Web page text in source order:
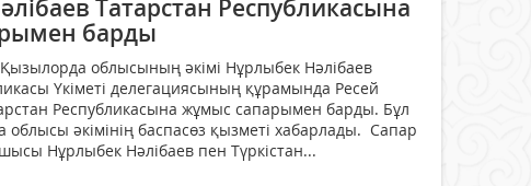
Татарстан Республикасына
барды
облысының әкімі Нұрлыбек Нәлібаев
Үкіметі делегациясының құрамында Ресей
Республикасына жұмыс сапарымен барды. Бұл
әкімінің баспасөз қызметі хабарлады. Сапар
Нұрлыбек Нәлібаев пен Түркістан...